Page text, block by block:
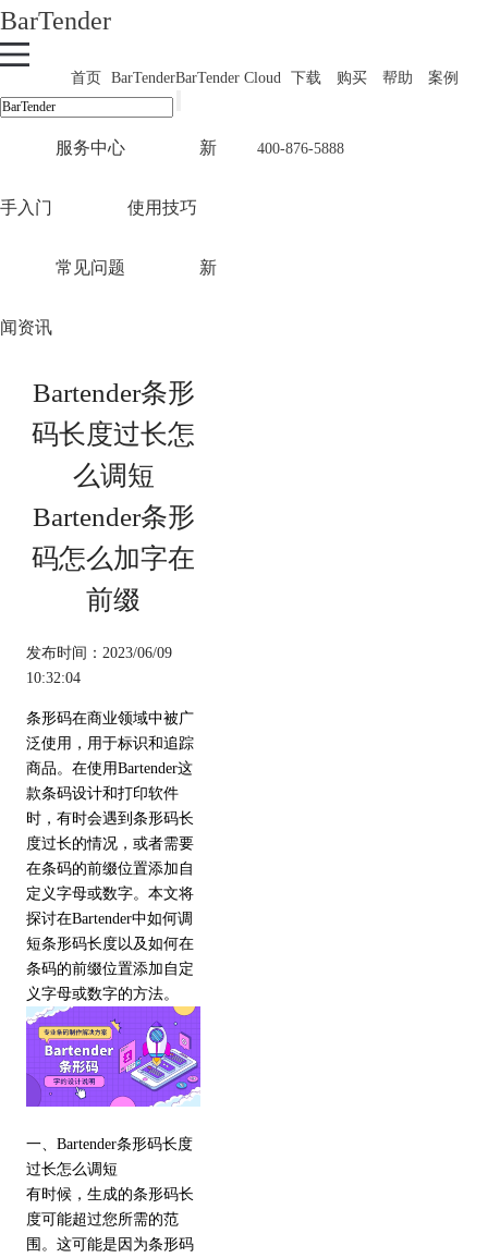
BarTender
首页 BarTenderBarTender Cloud 下载 购买 帮助 案例
400-876-5888
服务中心 新
手入门 使用技巧
常见问题 新
闻资讯
Bartender条形
码长度过长怎
么调短
Bartender条形
码怎么加字在
前缀
发布时间：2023/06/09
10:32:04
条形码在商业领域中被广
泛使用，用于标识和追踪
商品。在使用Bartender这
款条码设计和打印软件
时，有时会遇到条形码长
度过长的情况，或者需要
在条码的前缀位置添加自
定义字母或数字。本文将
探讨在Bartender中如何调
短条形码长度以及如何在
条码的前缀位置添加自定
义字母或数字的方法。
一、Bartender条形码长度
过长怎么调短
有时候，生成的条形码长
度可能超过您所需的范
围。这可能是因为条形码